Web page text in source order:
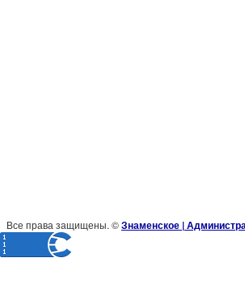
Все права защищены. ©Знаменское |